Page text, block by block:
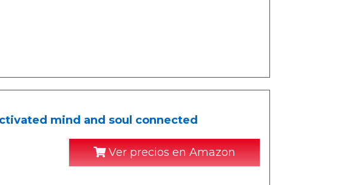
mind and soul connected
Ver precios en Amazon